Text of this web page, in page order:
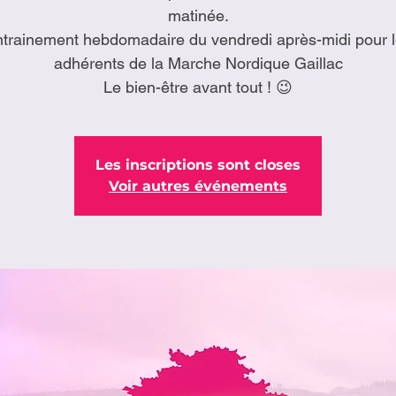
matinée.
hebdomadaire du vendredi après-midi pour
adhérents de la Marche Nordique Gaillac
Le bien-être avant tout ! 😉
Les inscriptions sont closes
Voir autres événements